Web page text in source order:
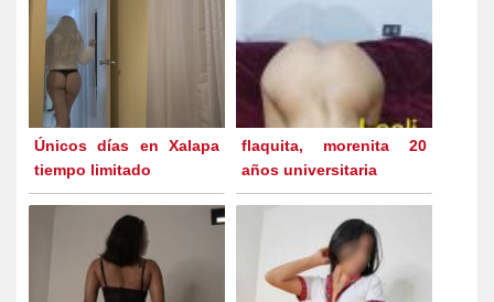
Únicos días en Xalapa
tiempo limitado
flaquita, morenita 20
años universitaria